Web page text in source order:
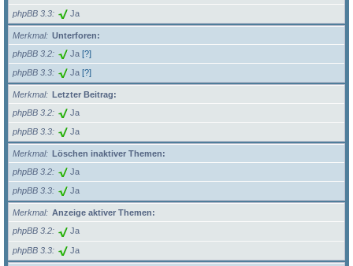
phpBB 3.3 Ja
Merkmal
Unterforen:
phpBB 3.2
Ja [?]
phpBB 3.3 Ja [?]
Merkmal
Letzter Beitrag:
phpBB 3.2
Ja
phpBB 3.3 Ja
Merkmal
Löschen inaktiver Themen:
phpBB 3.2
Ja
phpBB 3.3 Ja
Merkmal
Anzeige aktiver Themen:
phpBB 3.2
Ja
phpBB 3.3 Ja